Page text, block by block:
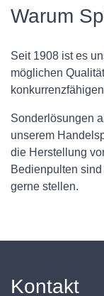
Warum
Seit 1908 ist es
möglichen
Sonderlösungen
unserem
die Herstellung
Bedienpulten
gerne stellen.
Kontakt